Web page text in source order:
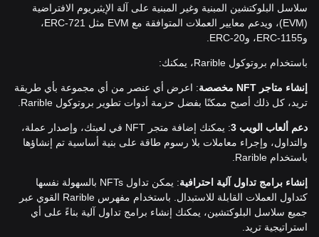
سلاسل البلوكتشين المبنية وغير المبنية على آلة الإيثيريوم الافتراضية
(EVM)، ويدعم معايير العملات المتوافقة مع EVM مثل ERC-721،
وERC-1155، وERC-20.
باستخدام بروتوكول Rarible، يمكنك:
إنشاء متاجر NFT مخصصة: اعرض أي عنصر من أي مجموعة بأي طريقة
تريد، كل ذلك أصبح ممكنًا بفضل حزمة أدوات تطوير بروتوكول Rarible.
دعم ألعاب الويب 3
: يمكنك إضافة متجر NFT في لعبتك، وإصدار عملة،
والتداول، وإجراء معاملات بلا رسوم طاقة على بنية أساسية تم إنشاؤها
باستخدام Rarible.
إنشاء برامج تداول آلية ا حترافية
: يمكن تداول NFTs بالسهولة نفسها
كتداول العملات القابلة للاستبدال. باستخدام مفهرس Rarible القوي عبر
جميع سلاسل البلوكتشين، يمكنك إنشاء برامج تداول آلية بناءً على أي
استراتيجية تريد.